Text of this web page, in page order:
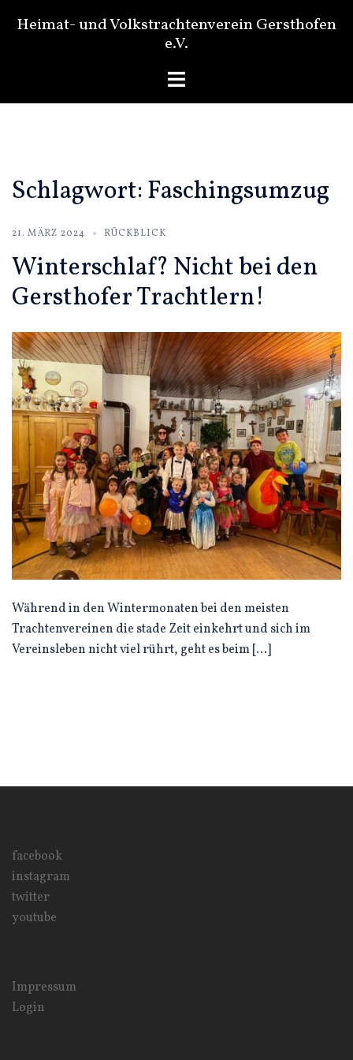
InhaltHeimat- und Volkstrachtenverein Gersthofen
e.V.
Menü
Schlagwort:Faschingsumzug
21. MÄRZ 2024 RÜCKBLICK
Winterschlaf? Nicht bei den
Gersthofer Trachtlern!
Während in den Wintermonaten bei den meisten
Trachtenvereinen die stade Zeit einkehrt und sich im
Vereinsleben nicht viel rührt, geht es beim […]
facebook
instagram
twitter
youtube
Impressum
Login